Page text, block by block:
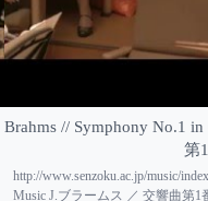
Brahms // Symphony No.1
第
http://www.senzoku.ac.jp/music/
Music J.ブラームス ／ 交響曲第1